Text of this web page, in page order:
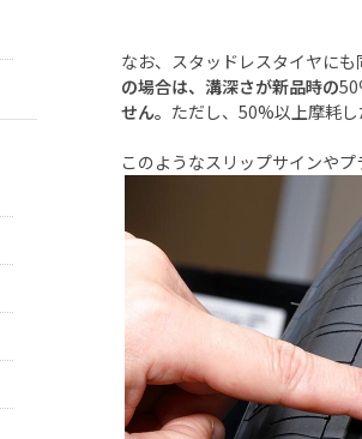
なお、スタッドレスタイヤに
の場合は、溝深さが新品時の50
せん。 ただし、 50%以上摩耗
このようなスリップサインや